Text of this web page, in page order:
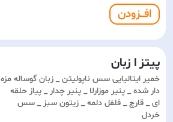
افـــزودن
پیتز ا زبان
خمیر ایتالیایی سس ناپولیتن _ زبان گوساله مزه
دار شده _ پنیر موزارلا _ پنیر چدار _ پیاز حلقه
ای _ قارچ _ فلفل دلمه _ زیتون سبز _ سس
خردل